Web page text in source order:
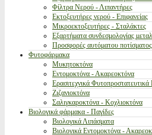
Φίλτρα Νερού - Λιπαντήρες
Εκτοξευτήρες νερού - Επιφανείας
Μικροεκτοξευτήρες - Σταλάκτες
Εξαρτήματα συνδεσμολογίας
Προσφορές αυτόματου ποτίσματος
Φυτοφάρμακα
Μυκητοκτόνα
Εντομοκτόνα - Ακαρεοκτόνα
Ερασιτεχνικά Φυτοπροστατευτικά
Ζιζανιοκτόνα
Σαλιγκαροκτόνα - Κοχλιοκτόνα
Βιολογικά φάρμακα - Παγίδες
Βιολογικά Λιπάσματα
Βιολογικά Εντομοκτόνα -